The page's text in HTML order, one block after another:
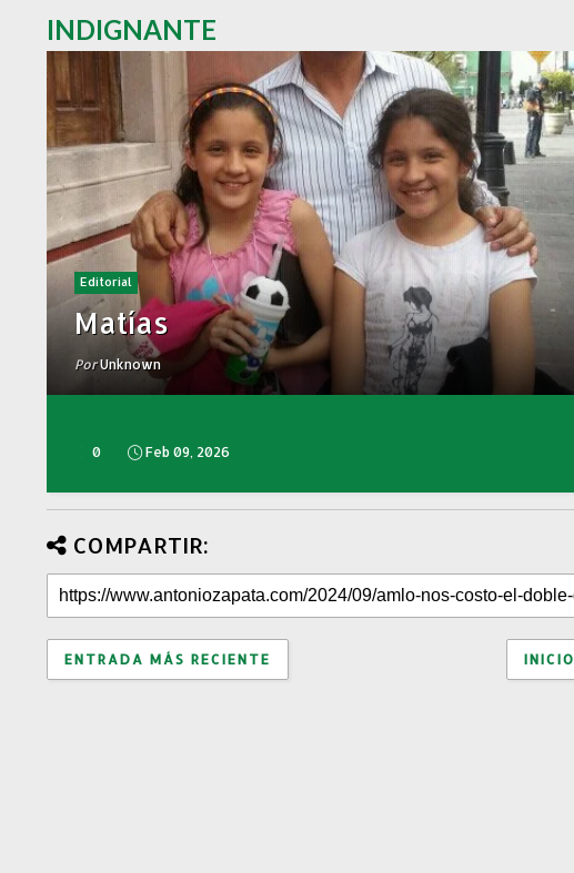
INDIGNANTE
Editorial
Matías
Por Unknown
0 Feb 09, 2026
COMPARTIR:
ENTRADA MÁS RECIENTE INICIO